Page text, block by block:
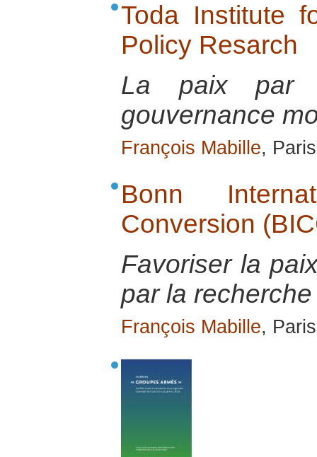
Toda Institute
Policy Resarch
La paix par
gouvernance
François Mabille,
Bonn
Conversion
Favoriser la
par la
François Mabille,